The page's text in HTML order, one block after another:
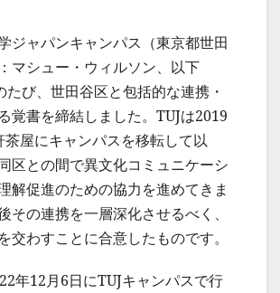
ジャパンキャンパス（東京都世田
マシュー・ウィルソン、以下
たび、世田谷区と包括的な連携・
覚書を締結しました。TUJは2019
茶屋にキャンパスを移転して以
区との間で異文化コミュニケーシ
解促進のための協力を進めてきま
その連携を一層深化させるべく、
交わすことに合意したものです。
年12月6日にTUJキャンパスで行